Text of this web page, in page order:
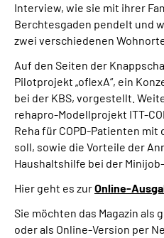
Suche
Mein
Interview, wie sie mit ihrer
Berchtesgaden pendelt und
zwei verschiedenen
Auf den Seiten der
Pilotprojekt „oflexA“, ein
bei der KBS, vorgestellt.
rehapro-Modellprojekt ITT-
Reha für COPD-Patienten
soll, sowie die Vorteile der
Haushaltshilfe bei der
Hier geht es zurOnline-
Sie möchten das Magazin als
oder als Online-Version per